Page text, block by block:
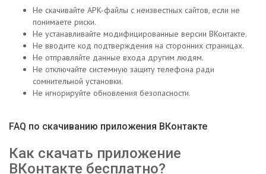
Не скачивайте APK-файлы с неизвестных сайтов, если не
понимаете риски.
Не устанавливайте модифицированные версии ВКонтакте.
Не вводите код подтверждения на сторонних страницах.
Не отправляйте данные входа другим людям.
Не отключайте системную защиту телефона ради
сомнительной установки.
Не игнорируйте обновления безопасности.
FAQ по скачиванию приложения ВКонтакте
Как скачать приложение
ВКонтакте бесплатно?